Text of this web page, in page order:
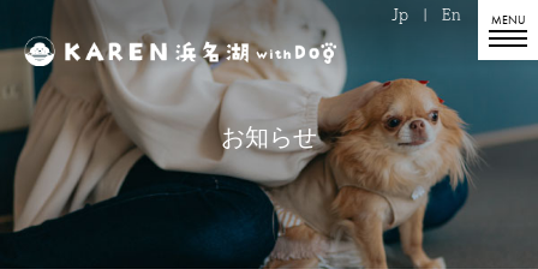
Jp En
お知らせ